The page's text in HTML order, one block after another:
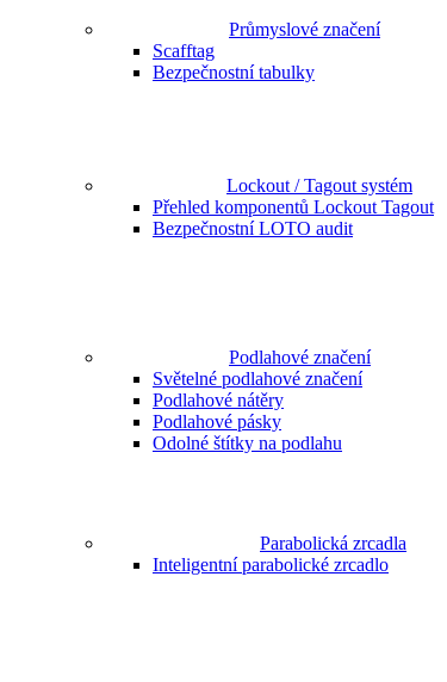
Průmyslové značení
Scafftag
Bezpečnostní tabulky
Lockout / Tagout systém
Přehled komponentů Lockout Tagout
Bezpečnostní LOTO audit
Podlahové značení
Světelné podlahové značení
Podlahové nátěry
Podlahové pásky
Odolné štítky na podlahu
Parabolická zrcadla
Inteligentní parabolické zrcadlo